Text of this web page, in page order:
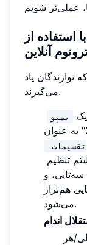
با استفاده از
آنلاین
نوازندگان یاد
می‌گیرند.
تمپو
راحت تنظیم کنید. اگر به سمت "2" به عنوان
تقسیمات
تنظیم
سه‌تایی، و
هم‌تراز
می‌شود.
هر